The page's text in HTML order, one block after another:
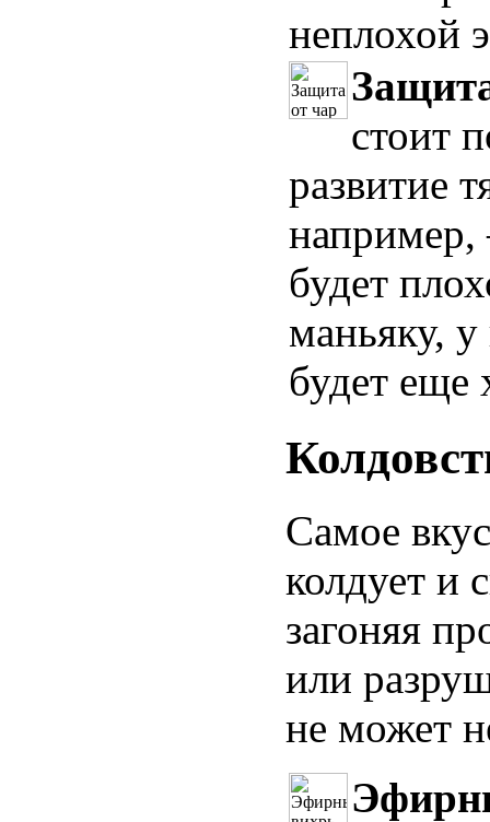
неплохой
стоит
развитие
например,
будет
маньяку, у
будет еще
Самое
колдует и
загоняя
или
не может